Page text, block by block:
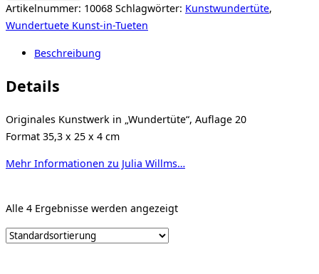
Willms
Menge
Artikelnummer: 10068 Schlagwörter: Kunstwundertüte,
Wundertuete Kunst-in-Tueten
Beschreibung
Details
Originales Kunstwerk in „Wundertüte“, Auflage 20
Format 35,3 x 25 x 4 cm
Mehr Informationen zu Julia Willms…
Alle 4 Ergebnisse werden angezeigt